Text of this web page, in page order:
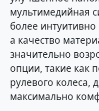
мультимедийная
более
а качество
значительно
опции, такие как
рулевого колеса,
максимально